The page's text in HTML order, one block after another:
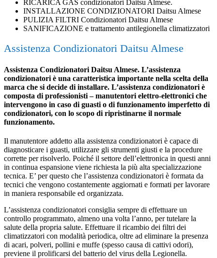
RICARICA GAS condizionatori Daitsu Almese.
INSTALLAZIONE CONDIZIONATORI Daitsu Almese
PULIZIA FILTRI Condizionatori Daitsu Almese
SANIFICAZIONE e trattamento antilegionella climatizzatori
Assistenza Condizionatori Daitsu Almese
Assistenza Condizionatori Daitsu Almese. L’assistenza
condizionatori è una caratteristica importante nella scelta della
marca che si decide di installare. L’assistenza condizionatori è
composta di professionisti – manutentori elettro-elettronici che
intervengono in caso di guasti o di funzionamento imperfetto di
condizionatori, con lo scopo di ripristinarne il normale
funzionamento.
Il manutentore addetto alla assistenza condizionatori è capace di
diagnosticare i guasti, utilizzare gli strumenti giusti e la procedure
corrette per risolverlo. Poiché il settore dell’elettronica in questi anni
in continua espansione viene richiesta la più alta specializzazione
tecnica. E’ per questo che l’assistenza condizionatori è formata da
tecnici che vengono costantemente aggiornati e formati per lavorare
in maniera responsabile ed organizzata.
L’assistenza condizionatori consiglia sempre di effettuare un
controllo programmato, almeno una volta l’anno, per tutelare la
salute della propria salute. Effettuare il ricambio dei filtri dei
climatizzatori con modalità periodica, oltre ad eliminare la presenza
di acari, polveri, pollini e muffe (spesso causa di cattivi odori),
previene il prolificarsi del batterio del virus della Legionella.